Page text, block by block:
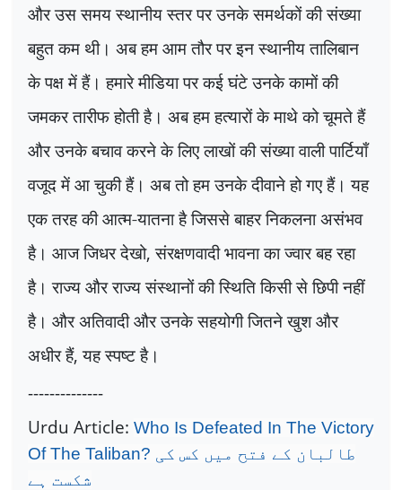
और उस समय स्थानीय स्तर पर उनके समर्थकों की संख्या
बहुत कम थी। अब हम आम तौर पर इन स्थानीय तालिबान
के पक्ष में हैं। हमारे मीडिया पर कई घंटे उनके कामों की
जमकर तारीफ होती है। अब हम हत्यारों के माथे को चूमते हैं
और उनके बचाव करने के लिए लाखों की संख्या वाली पार्टियाँ
वजूद में आ चुकी हैं। अब तो हम उनके दीवाने हो गए हैं। यह
एक तरह की आत्म-यातना है जिससे बाहर निकलना असंभव
है। आज जिधर देखो,संरक्षणवादी भावना का ज्वार बह रहा
है। राज्य और राज्य संस्थानों की स्थिति किसी से छिपी नहीं
है। और अतिवादी और उनके सहयोगी जितने खुश और
अधीर हैं,यह स्पष्ट है।
--------------
Urdu Article: Who Is Defeated In The Victory
Of The Taliban? طالبان کے فتح ‏میں کس کی
شکست ہے